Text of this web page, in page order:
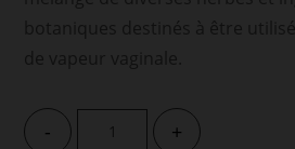
- +